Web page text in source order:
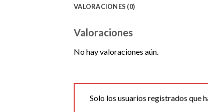
VALORACIONES (0)
Valoraciones
No hay valoraciones aún.
Solo los usuarios registrados que